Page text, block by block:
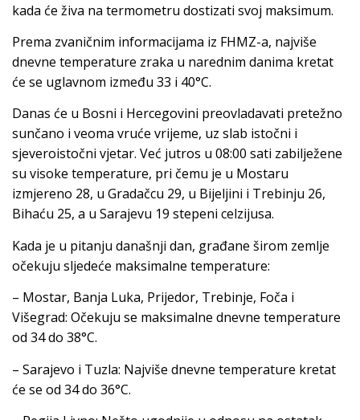
kada će živa na termometru dostizati svoj maksimum.
Prema zvaničnim informacijama iz FHMZ-a, najviše
dnevne temperature zraka u narednim danima kretat
će se uglavnom između 33 i 40°C.
Danas će u Bosni i Hercegovini preovladavati pretežno
sunčano i veoma vruće vrijeme, uz slab istočni i
sjeveroistočni vjetar. Već jutros u 08:00 sati zabilježene
su visoke temperature, pri čemu je u Mostaru
izmjereno 28, u Gradačcu 29, u Bijeljini i Trebinju 26,
Bihaću 25, a u Sarajevu 19 stepeni celzijusa.
Kada je u pitanju današnji dan, građane širom zemlje
očekuju sljedeće maksimalne temperature:
– Mostar, Banja Luka, Prijedor, Trebinje, Foča i
Višegrad: Očekuju se maksimalne dnevne temperature
od 34 do 38°C.
– Sarajevo i Tuzla: Najviše dnevne temperature kretat
će se od 34 do 36°C.